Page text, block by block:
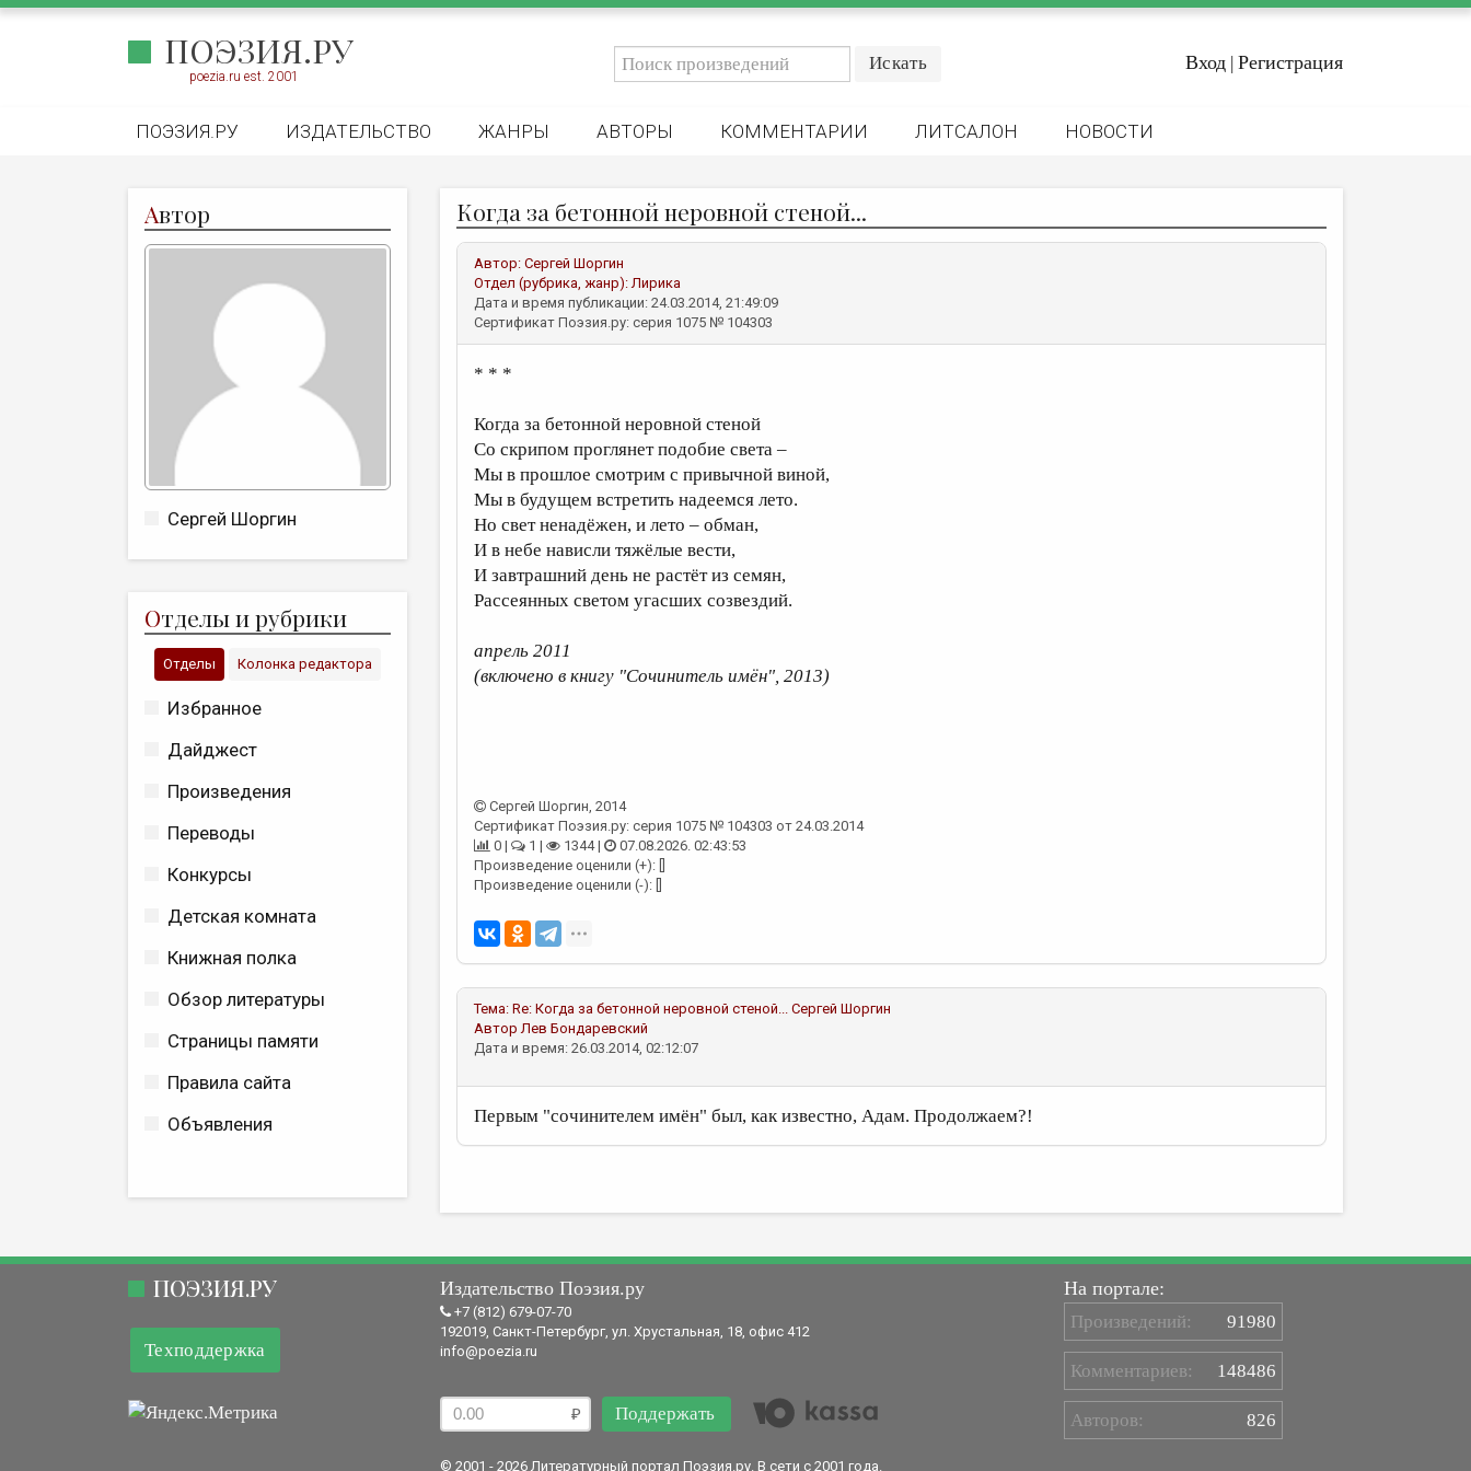
ПОЭЗИЯ.РУ
poezia.ru est. 2001
Вход | Регистрация
ПОЭЗИЯ.РУ ИЗДАТЕЛЬСТВО ЖАНРЫ АВТОРЫ КОММЕНТАРИИ ЛИТСАЛОН НОВОСТИ
Автор
Сергей Шоргин
Отделы и рубрики
Отделы Колонка редактора
Избранное
Дайджест
Произведения
Переводы
Конкурсы
Детская комната
Книжная полка
Обзор литературы
Страницы памяти
Правила сайта
Объявления
Когда за бетонной неровной стеной...
Автор: Сергей Шоргин
Отдел (рубрика, жанр):Лирика
Дата и время публикации: 24.03.2014, 21:49:09
Сертификат Поэзия.ру: серия 1075 № 104303
* * *
Когда за бетонной неровной стеной
Со скрипом проглянет подобие света –
Мы в прошлое смотрим с привычной виной,
Мы в будущем встретить надеемся лето.
Но свет ненадёжен, и лето – обман,
И в небе нависли тяжёлые вести,
И завтрашний день не растёт из семян,
Рассеянных светом угасших созвездий.
апрель 2011
(включено в книгу "Сочинитель имён", 2013)
Сергей Шоргин, 2014
Сертификат Поэзия.ру: серия 1075 № 104303 от 24.03.2014
0 |
1 | 1344 |
07.08.2026. 02:43:53
Произведение оценили (+): []
Произведение оценили (-): []
Тема: Re: Когда за бетонной неровной стеной... Сергей Шоргин
АвторЛев Бондаревский
Дата и время: 26.03.2014, 02:12:07
Первым "сочинителем имён" был, как известно, Адам. Продолжаем?!
ПОЭЗИЯ.РУ
Техподдержка
Издательство Поэзия.ру
+7 (812) 679-07-70
192019, Санкт-Петербург, ул. Хрустальная, 18, офис 412
info@poezia.ru
Поддержать
© 2001 - 2026 Литературный портал Поэзия.ру. В сети с 2001 года.
На портале:
Произведений: 91980
Комментариев: 148486
Авторов: 826